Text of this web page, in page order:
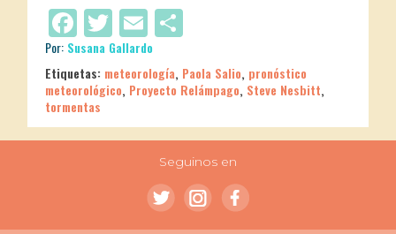
Facebook
Twitter
Email
Por: Susana Gallardo
Etiquetas: meteorología, Paola Salio, pronóstico
meteorológico, Proyecto Relámpago, Steve Nesbitt,
tormentas
Seguinos en